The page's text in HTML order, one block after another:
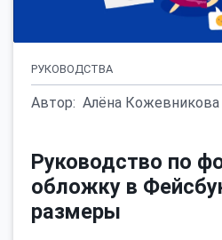
РУКОВОДСТВА
Автор: Алёна Кожевникова
Руководство по
обложку в
размеры